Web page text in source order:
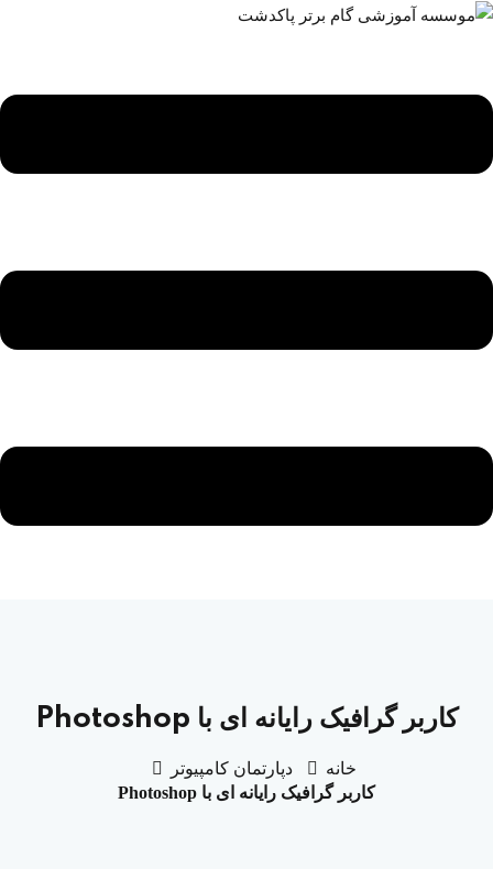
به
کاربر گرافیک رایانه ای با Photoshop
خانه
دپارتمان کامپیوتر
کاربر گرافیک رایانه ای با Photoshop